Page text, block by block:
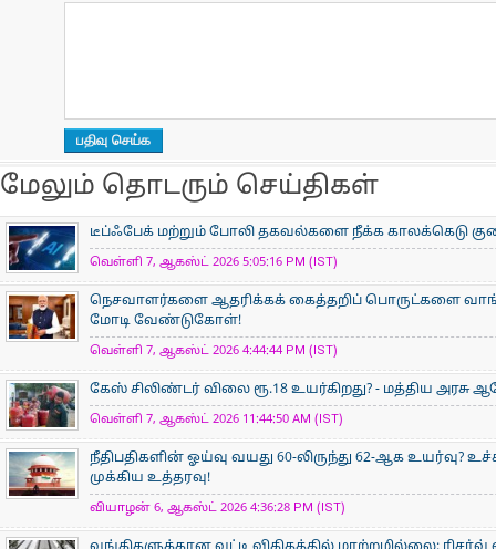
மேலும் தொடரும் செய்திகள்
டீப்ஃபேக் மற்றும் போலி தகவல்களை நீக்க காலக்கெடு
வெள்ளி 7, ஆகஸ்ட் 2026 5:05:16 PM (IST)
நெசவாளர்களை ஆதரிக்கக் கைத்தறிப் பொருட்களை
மோடி வேண்டுகோள்!
வெள்ளி 7, ஆகஸ்ட் 2026 4:44:44 PM (IST)
கேஸ் சிலிண்டர் விலை ரூ.18 உயர்கிறது? - மத்திய அரசு
வெள்ளி 7, ஆகஸ்ட் 2026 11:44:50 AM (IST)
நீதிபதிகளின் ஓய்வு வயது 60-லிருந்து 62-ஆக உயர்வு?
முக்கிய உத்தரவு!
வியாழன் 6, ஆகஸ்ட் 2026 4:36:28 PM (IST)